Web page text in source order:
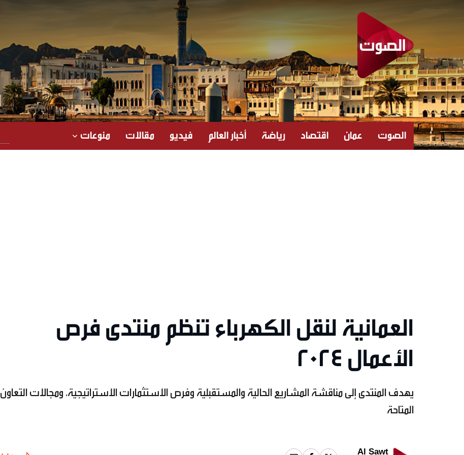
الصوت عمان اقتصاد رياضة أخبار العالم فيديو مقالات منوعات
العمانية لنقل الكهرباء تنظم منتدى فرص
الأعمال 2024
يهدف المنتدى إلى مناقشة المشاريع الحالية والمستقبلية وفرص الاستثمارات الاستراتيجية، ومجالات التعاون
المتاحة
Al Sawt